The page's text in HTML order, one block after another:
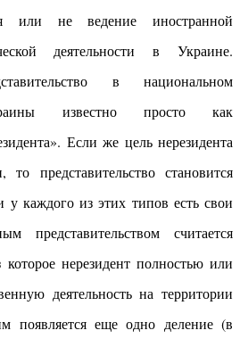
или не ведение иностранной
деятельности в Украине.
в национальном
известно просто как
Если же цель нерезидента
представительство становится
у каждого из этих типов есть свои
представительством считается
которое нерезидент полностью или
деятельность на территории
появляется еще одно деление (в